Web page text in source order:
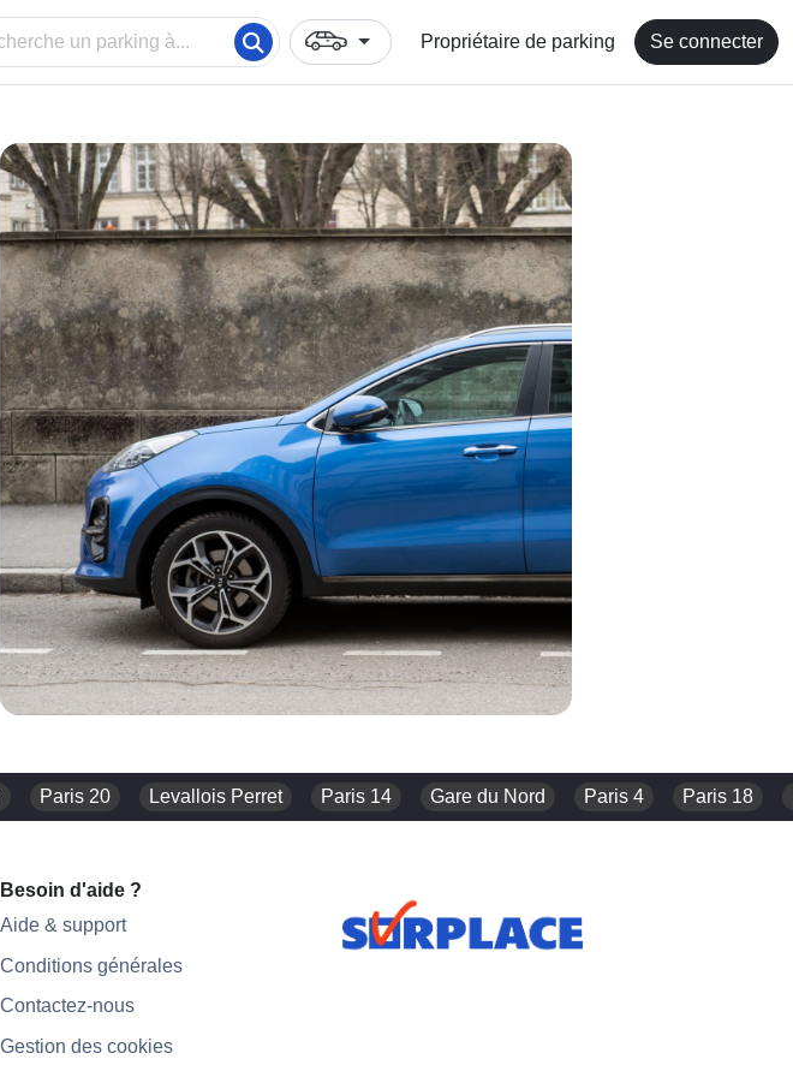
Propriétaire de parking Se connecter
Paris 20 Levallois Perret Paris 14 Gare du Nord Paris 4 Paris 18
Besoin d'aide ?
Aide & support
Conditions générales
Contactez-nous
Gestion des cookies